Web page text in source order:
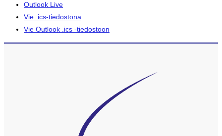
Outlook Live
Vie .ics-tiedostona
Vie Outlook .ics -tiedostoon